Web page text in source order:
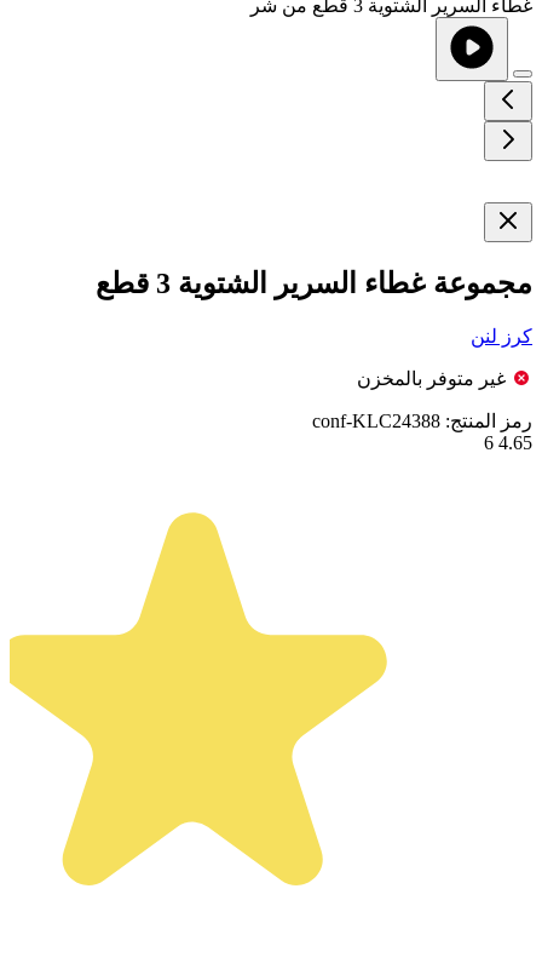
مجموعة غطاء السرير الشتوية 3 قطع
كرز لنن
غير متوفر بالمخزن
رمز المنتج: conf-KLC24388
4.65
6